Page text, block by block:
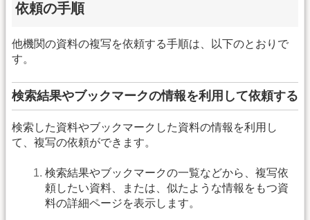
依頼の手順
他機関の資料の複写を依頼する手順は、以下のとおりで
す。
検索結果やブックマークの情報を利用して依頼する
検索した資料やブックマークした資料の情報を利用し
て、複写の依頼ができます。
検索結果やブックマークの一覧などから、複写依
頼したい資料、または、似たような情報をもつ資
料の詳細ページを表示します。